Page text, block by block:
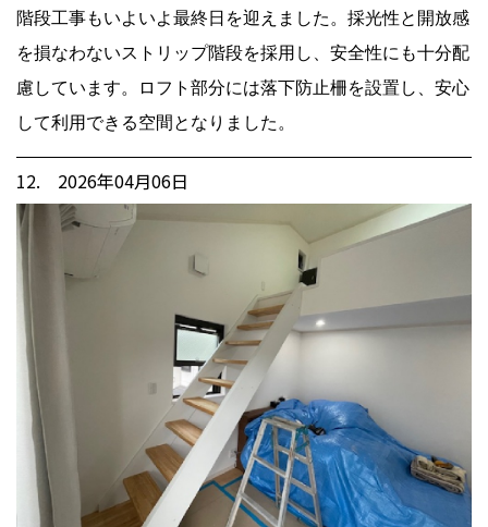
階段工事もいよいよ最終日を迎えました。採光性と開放感
を損なわないストリップ階段を採用し、安全性にも十分配
慮しています。ロフト部分には落下防止柵を設置し、安心
して利用できる空間となりました。
12. 2026年04月06日